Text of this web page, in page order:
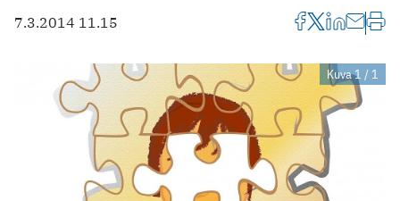
7.3.2014 11.15
Kuva 1 / 1